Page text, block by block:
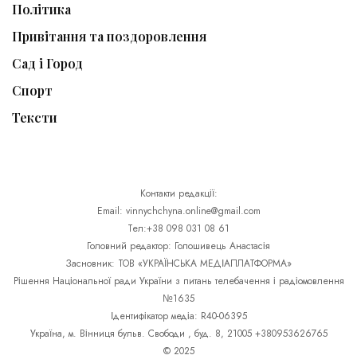
Політика
Привітання та поздоровлення
Сад і Город
Спорт
Тексти
Контакти редакції:
Email: vinnychchyna.online@gmail.com
Тел:+38 098 031 08 61
Головний редактор: Голошивець Анастасія
Засновник: ТОВ «УКРАЇНСЬКА МЕДІАПЛАТФОРМА»
Рішення Національної ради України з питань телебачення і радіомовлення
№1635
Ідентифікатор медіа: R40-06395
Україна, м. Вінниця бульв. Свободи , буд. 8, 21005 +380953626765
© 2025